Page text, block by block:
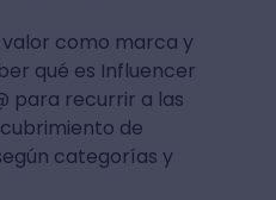
como marca y
qué es Influencer
para recurrir a las
de
categorías y